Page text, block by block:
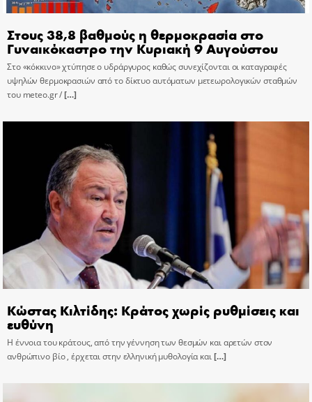
Στους 38,8 βαθμούς η θερμοκρασία στο
Γυναικόκαστρο την Κυριακή 9 Αυγούστου
Στο «κόκκινο» χτύπησε ο υδράργυρος καθώς συνεχίζονται οι καταγραφές
υψηλών θερμοκρασιών από το δίκτυο αυτόματων μετεωρολογικών σταθμών
του meteo.gr /[…]
Κώστας Κιλτίδης: Κράτος χωρίς ρυθμίσεις και
ευθύνη
Η έννοια του κράτους, από την γέννηση των θεσμών και αρετών στον
ανθρώπινο βίο , έρχεται στην ελληνική μυθολογία και[…]